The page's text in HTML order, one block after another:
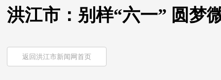
洪江市：别样“六一” 圆梦
返回洪江市新闻网首页